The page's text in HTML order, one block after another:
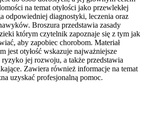
na temat otyłości jako przewlekłej
odpowiedniej diagnostyki, leczenia oraz
Broszura przedstawia zasady
którym czytelnik zapoznaje się z tym jak
aby zapobiec chorobom. Materiał
jest otyłość wskazuje najważniejsze
jej rozwoju, a także przedstawia
Zawiera również informacje na temat
uzyskać profesjonalną pomoc.